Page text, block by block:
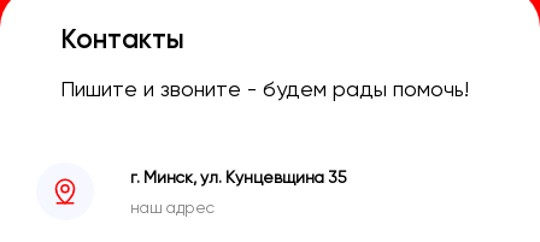
Контакты
Пишите и звоните - будем рады помочь!
г. Минск, ул. Кунцевщина 35
наш адрес